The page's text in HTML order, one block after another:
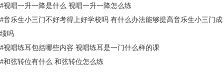
图四：EarMaster软件
#视唱一升一降是什么 视唱一升一降怎么练
#音乐生小三门不好考得上好学校吗 有什么办法能够提高音乐生小三门成
绩吗
#视唱练耳包括哪些内容 视唱练耳是一门什么样的课
#和弦转位有什么 和弦转位怎么练